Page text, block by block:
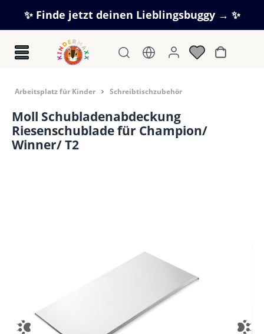
Zum Hauptinhalt springen
✨ Finde jetzt deinen Lieblingsbuggy → ✨
Arbeitsplatz für Kinder Schreibtischzubehör
Moll Schubladenabdeckung
Riesenschublade für Champion/
Winner/ T2